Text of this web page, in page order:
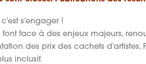
s’engager !
font face à des enjeux majeurs,
des prix des cachets
inclusif.